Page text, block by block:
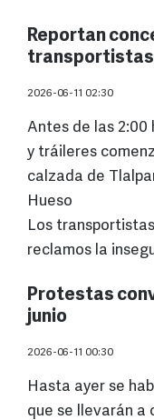
Reportan
transportistas
2026-06-11 02:30
Antes de las 2:00
y tráileres
calzada de
Hueso
Los
reclamos la
Protestas
junio
2026-06-11 00:30
Hasta ayer se
que se llevarán a